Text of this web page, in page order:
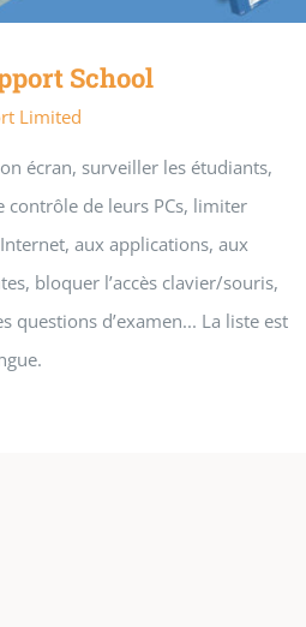
School
Limited
écran, surveiller les étudiants,
contrôle de leurs PCs, limiter
aux applications, aux
bloquer l’accès clavier/souris,
questions d’examen... La liste est